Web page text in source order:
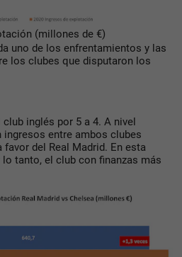
(millones de €)
uno de los enfrentamientos y las
los clubes que disputaron los
inglés por 5 a 4. A nivel
entre ambos clubes
favor del Real Madrid. En esta
tanto, el club con finanzas más